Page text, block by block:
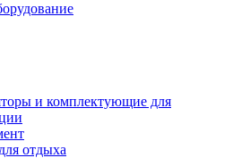
и комплектующие для
отдыха